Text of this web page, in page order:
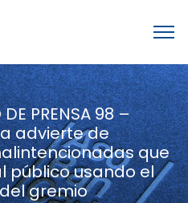
PRENSA 98 –
advierte de
que
público usando el
gremio